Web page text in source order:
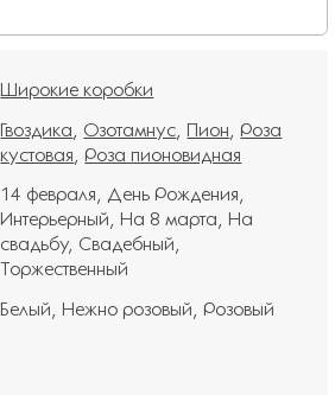
Широкие коробки
Гвоздика Озотамнус Пион
Роза
кустовая
Роза пионовидная
14 февраля
День Рождения
Интерьерный
На 8 марта
На
свадьбу Свадебный
Торжественный
Белый Нежно розовый
Розовый